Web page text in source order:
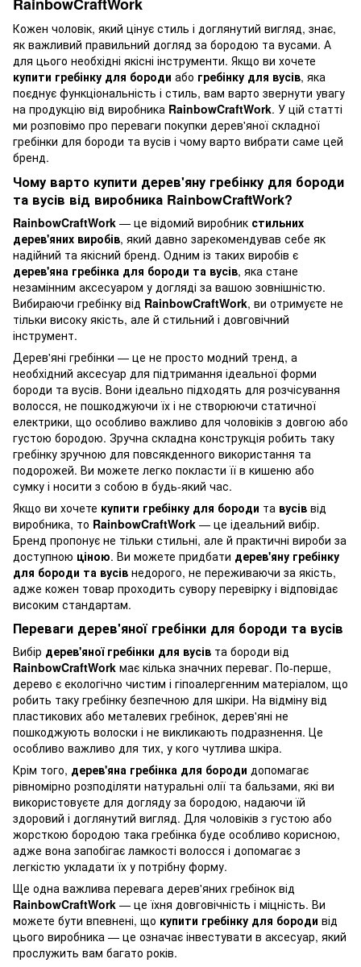
RainbowCraftWork
Кожен чоловік, який цінує стиль і доглянутий вигляд, знає,
як важливий правильний догляд за бородою та вусами. А
для цього необхідні якісні інструменти. Якщо ви хочете
купити гребінку для бороди або гребінку для вусів, яка
поєднує функціональність і стиль, вам варто звернути увагу
на продукцію від виробника RainbowCraftWork. У цій статті
ми розповімо про переваги покупки дерев'яної складної
гребінки для бороди та вусів і чому варто вибрати саме цей
бренд.
Чому варто купити дерев'яну гребінку для бороди
та вусів від виробника RainbowCraftWork?
RainbowCraftWork — це відомий виробник стильних
дерев'яних виробів, який давно зарекомендував себе як
надійний та якісний бренд. Одним із таких виробів є
дерев'яна гребінка для бороди та вусів, яка стане
незамінним аксесуаром у догляді за вашою зовнішністю.
Вибираючи гребінку від RainbowCraftWork, ви отримуєте не
тільки високу якість, але й стильний і довговічний
інструмент.
Дерев'яні гребінки — це не просто модний тренд, а
необхідний аксесуар для підтримання ідеальної форми
бороди та вусів. Вони ідеально підходять для розчісування
волосся, не пошкоджуючи їх і не створюючи статичної
електрики, що особливо важливо для чоловіків з довгою або
густою бородою. Зручна складна конструкція робить таку
гребінку зручною для повсякденного використання та
подорожей. Ви можете легко покласти її в кишеню або
сумку і носити з собою в будь-який час.
Якщо ви хочете купити гребінку для бороди та вусів від
виробника, то RainbowCraftWork — це ідеальний вибір.
Бренд пропонує не тільки стильні, але й практичні вироби за
доступною ціною. Ви можете придбати дерев'яну гребінку
для бороди та вусів недорого, не переживаючи за якість,
адже кожен товар проходить сувору перевірку і відповідає
високим стандартам.
Переваги дерев'яної гребінки для бороди та вусів
Вибір дерев'яної гребінки для вусів та бороди від
RainbowCraftWork має кілька значних переваг. По-перше,
дерево є екологічно чистим і гіпоалергенним матеріалом, що
робить таку гребінку безпечною для шкіри. На відміну від
пластикових або металевих гребінок, дерев'яні не
пошкоджують волоски і не викликають подразнення. Це
особливо важливо для тих, у кого чутлива шкіра.
Крім того, дерев'яна гребінка для бороди допомагає
рівномірно розподіляти натуральні олії та бальзами, які ви
використовуєте для догляду за бородою, надаючи їй
здоровий і доглянутий вигляд. Для чоловіків з густою або
жорсткою бородою така гребінка буде особливо корисною,
адже вона запобігає ламкості волосся і допомагає з
легкістю укладати їх у потрібну форму.
Ще одна важлива перевага дерев'яних гребінок від
RainbowCraftWork — це їхня довговічність і міцність. Ви
можете бути впевнені, що купити гребінку для бороди від
цього виробника — це означає інвестувати в аксесуар, який
прослужить вам багато років.